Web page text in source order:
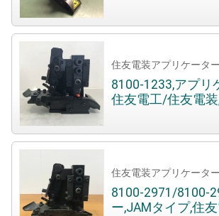
住友電装アプリケーター
8100-1233,アプリ
住友電工/住友電装
住友電装アプリケーター
8100-2971/8100-
ー,JAMタイプ,住